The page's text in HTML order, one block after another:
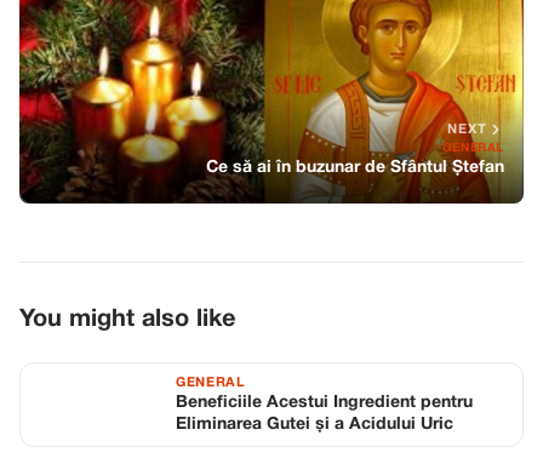
NEXT
GENERAL
Ce să ai în buzunar de Sfântul Ștefan
You might also like
GENERAL
Beneficiile Acestui Ingredient pentru
Eliminarea Gutei și a Acidului Uric